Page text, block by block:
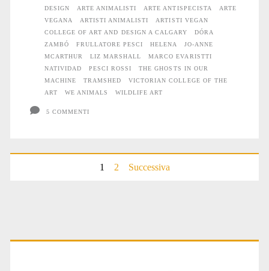
DESIGN
ARTE ANIMALISTI ARTE ANTISPECISTA
ARTE
VEGANA
ARTISTI ANIMALISTI
ARTISTI VEGAN
COLLEGE OF ART AND DESIGN A CALGARY
DÓRA
ZAMBÓ
FRULLATORE PESCI HELENA
JO-ANNE
MCARTHUR
LIZ MARSHALL
MARCO EVARISTTI
NATIVIDAD
PESCI ROSSI
THE GHOSTS IN OUR
MACHINE
TRAMSHED
VICTORIAN COLLEGE OF THE
ART
WE ANIMALS WILDLIFE ART
5 COMMENTI
Paginazione
1 2 Successiva
Primary